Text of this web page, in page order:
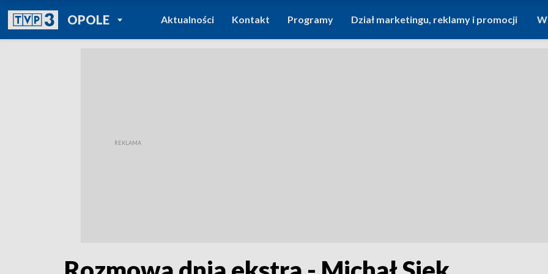
OPOLEPOWRÓT DO
TVP REGIONY
Aktualności Kontakt Programy Dział marketingu, reklamy i promocji